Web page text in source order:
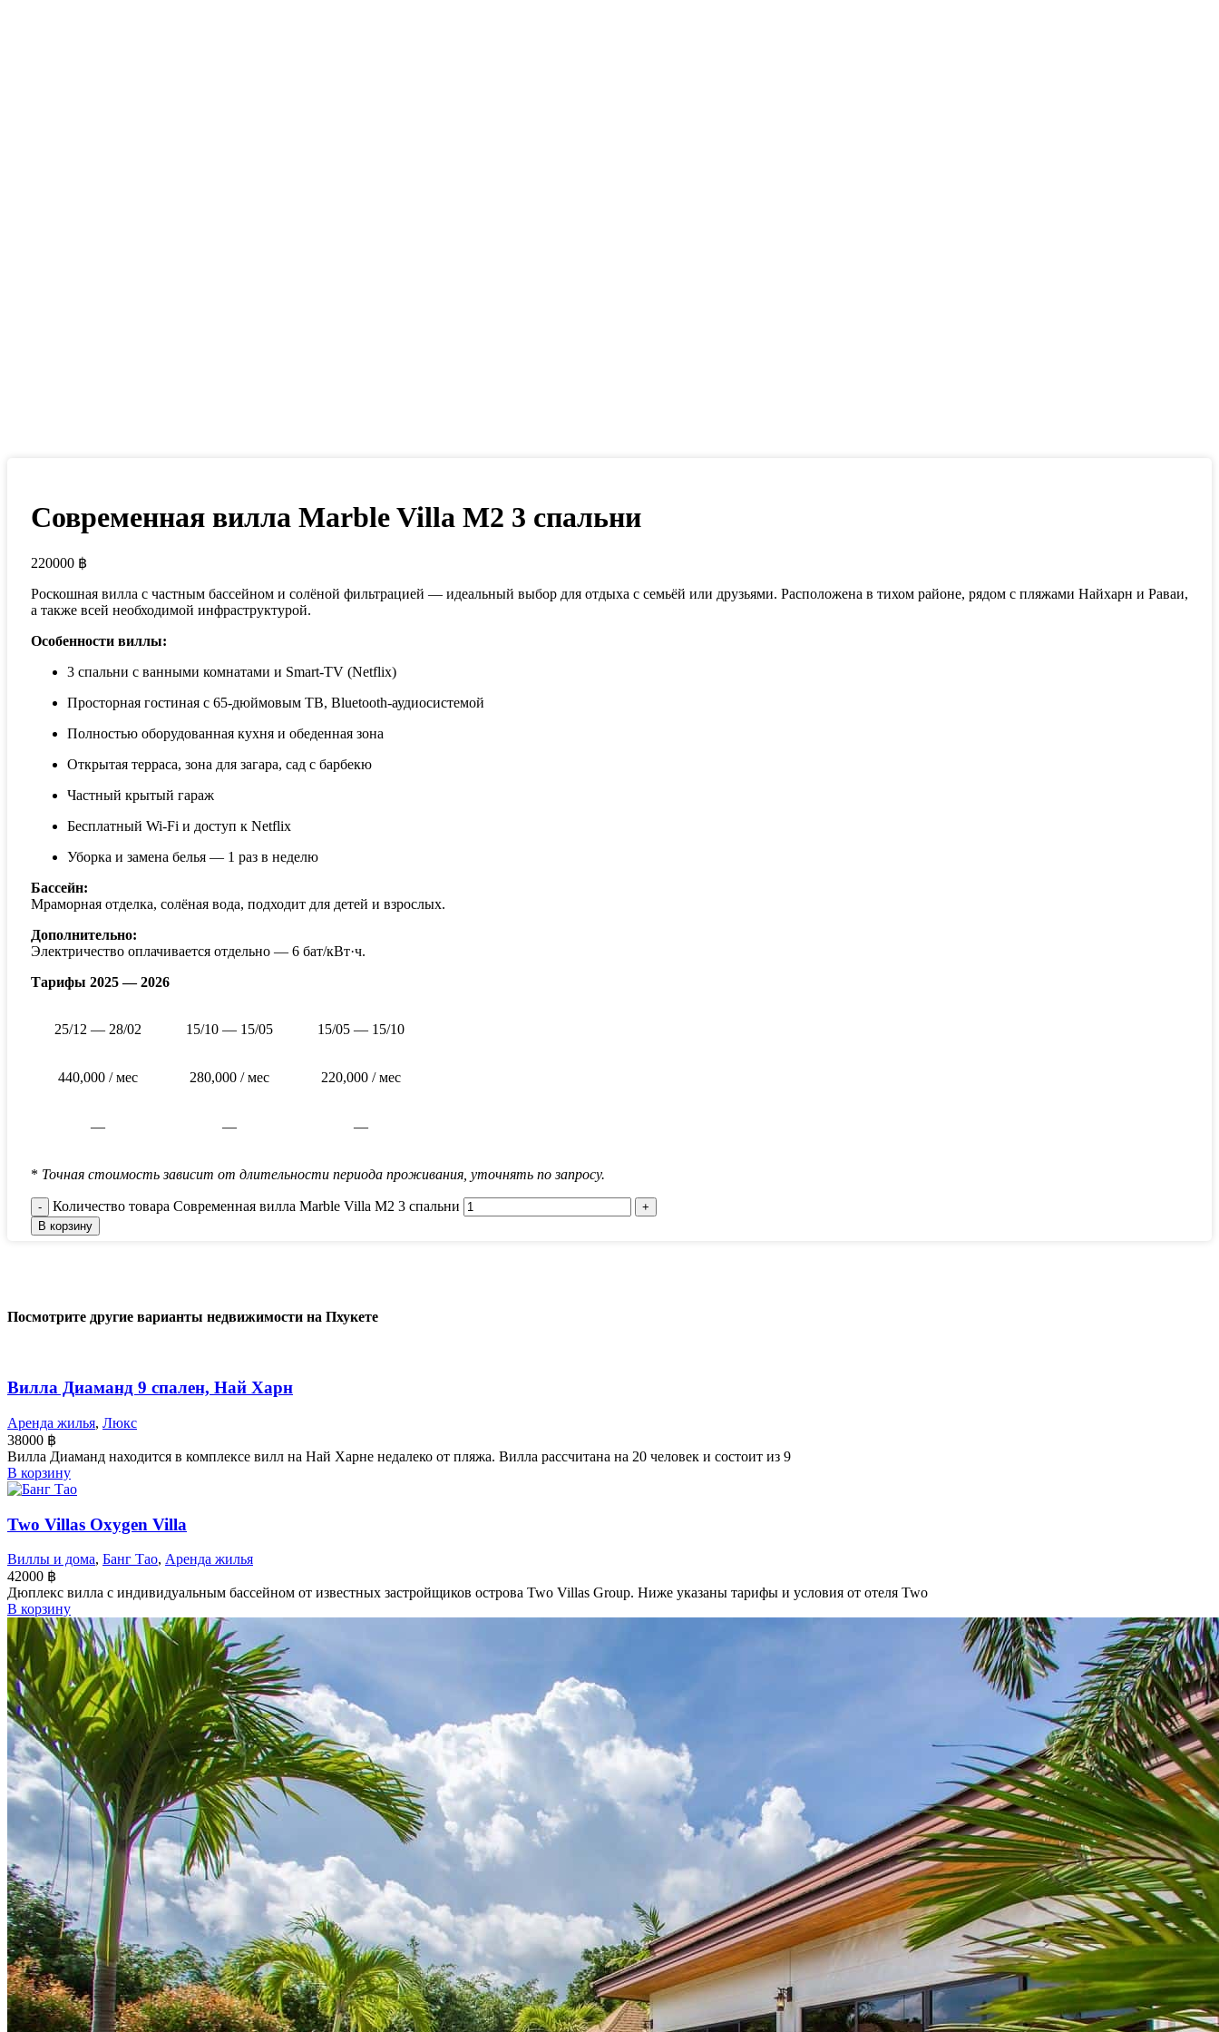
Современная вилла Marble Villa M2 3 спальни
220000 ฿
Роскошная вилла с частным бассейном и солёной фильтрацией — идеальный выбор для отдыха с семьёй или друзьями. Расположена в тихом районе, рядом с пляжами Найхарн и Раваи,
а также всей необходимой инфраструктурой.
Особенности виллы:
3 спальни с ванными комнатами и Smart-TV (Netflix)
Просторная гостиная с 65-дюймовым ТВ, Bluetooth-аудиосистемой
Полностью оборудованная кухня и обеденная зона
Открытая терраса, зона для загара, сад с барбекю
Частный крытый гараж
Бесплатный Wi-Fi и доступ к Netflix
Уборка и замена белья — 1 раз в неделю
Бассейн:
Мраморная отделка, солёная вода, подходит для детей и взрослых.
Дополнительно:
Электричество оплачивается отдельно — 6 бат/кВт·ч.
Тарифы 2025 — 2026
25/12 — 28/02 15/10 — 15/05 15/05 — 15/10
440,000 / мес 280,000 / мес 220,000 / мес
— — —
* Точная стоимость зависит от длительности периода проживания, уточнять по запросу.
Количество товара Современная вилла Marble Villa M2 3 спальни
В корзину
Посмотрите другие варианты недвижимости на Пхукете
Вилла Диаманд 9 спален, Най Харн
Аренда жилья, Люкс
38000 ฿
Вилла Диаманд находится в комплексе вилл на Най Харне недалеко от пляжа. Вилла рассчитана на 20 человек и состоит из 9
В корзину
Two Villas Oxygen Villa
Виллы и дома, Банг Тао, Аренда жилья
42000 ฿
Дюплекс вилла с индивидуальным бассейном от известных застройщиков острова Two Villas Group. Ниже указаны тарифы и условия от отеля Two
В корзину